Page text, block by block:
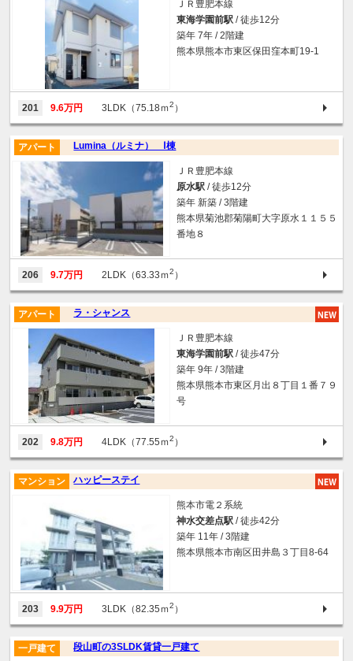
ＪＲ豊肥本線
東海学園前駅 / 徒歩12分
築年 7年 / 2階建
熊本県熊本市東区保田窪本町19-1
201 9.6万円 3LDK（75.18ｍ2 ）
Lumina（ルミナ） Ⅰ棟
アパート
ＪＲ豊肥本線
原水駅 / 徒歩12分
築年 新築 / 3階建
熊本県菊池郡菊陽町大字原水１１５５
番地８
206 9.7万円 2LDK（63.33ｍ2 ）
ラ・シャンス
アパート
ＪＲ豊肥本線
東海学園前駅 / 徒歩47分
築年 9年 / 3階建
熊本県熊本市東区月出８丁目１番７９
号
202 9.8万円 4LDK（77.55ｍ2 ）
ハッピーステイ
マンション
熊本市電２系統
神水交差点駅 / 徒歩42分
築年 11年 / 3階建
熊本県熊本市南区田井島３丁目8-64
203 9.9万円 3LDK（82.35ｍ2 ）
段山町の3SLDK賃貸一戸建て
一戸建て